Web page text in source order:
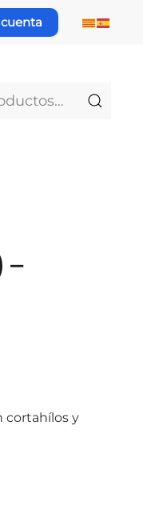
–
cortahílos y